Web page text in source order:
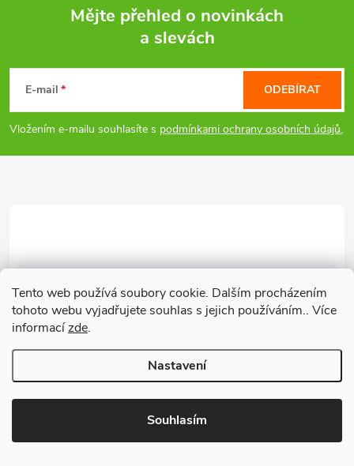
Tento web používá soubory cookie. Dalším procházením
tohoto webu vyjadřujete souhlas s jejich používáním.. Více
informacízde.
Nastavení
Souhlasím
p
a
Mějte přehled o novinkách
a slevách
E-mail
Vložením e-mailu souhlasíte s podmínkami ochrany osobních údajů.
ODEBÍRAT
growcz